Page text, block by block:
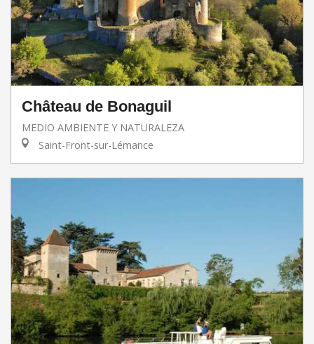
Château de Bonaguil
MEDIO AMBIENTE Y NATURALEZA
Saint-Front-sur-Lémance